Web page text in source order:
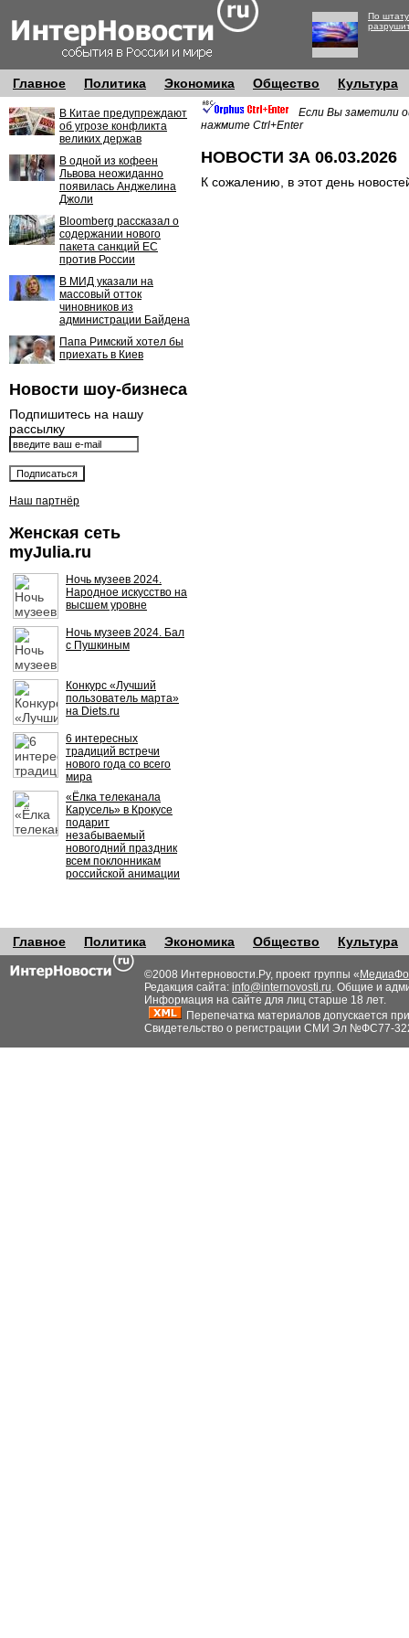
По
Главное Политика Экономика Общество Культура
В Китае предупреждают
об угрозе конфликта
великих держав
В одной из кофеен
Львова неожиданно
появилась Анджелина
Джоли
Bloomberg рассказал о
содержании нового
пакета санкций ЕС
против России
В МИД указали на
массовый отток
чиновников из
администрации Байдена
Папа Римский хотел бы
приехать в Киев
Новости шоу-бизнеса
Подпишитесь на нашу
рассылку
Наш партнёр
Женская сеть
myJulia.ru
Ночь музеев 2024.
Народное искусство на
высшем уровне
Ночь музеев 2024. Бал
с Пушкиным
Конкурс «Лучший
пользователь марта»
на Diets.ru
6 интересных
традиций встречи
нового года со всего
мира
«Ёлка телеканала
Карусель» в Крокусе
подарит
незабываемый
новогодний праздник
всем поклонникам
российской анимации
Если Вы заметили
нажмите Ctrl+Enter
НОВОСТИ ЗА 06.03.2026
К сожалению, в этот день
Главное Политика Экономика Общество Культура
©2008 Интерновости.Ру, проект группы «
Редакция сайта: info@internovosti.ru. Общие и
Информация на сайте для лиц старше 18 лет.
Перепечатка материалов допускается
Свидетельство о регистрации СМИ Эл №ФС77-